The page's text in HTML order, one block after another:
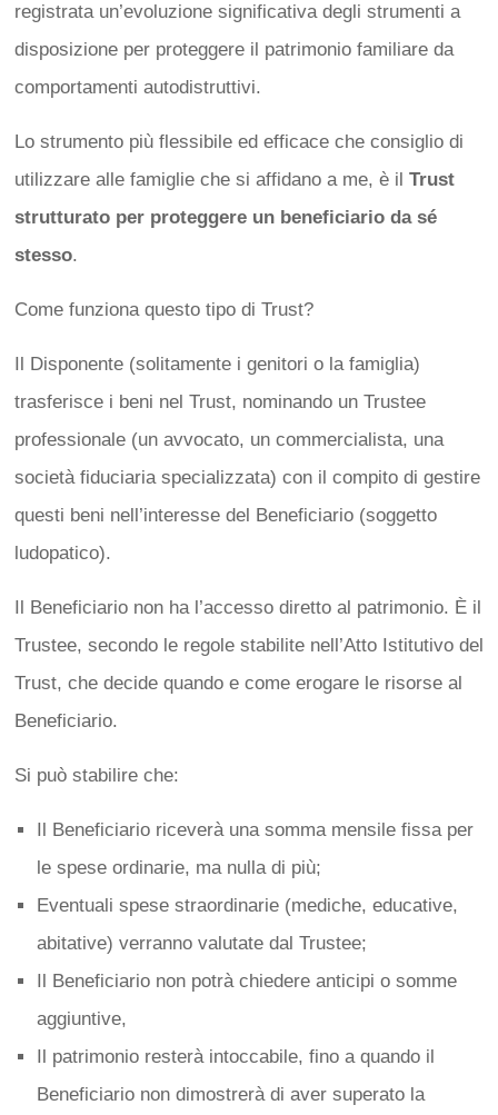
registrata un’evoluzione significativa degli strumenti a
disposizione per proteggere il patrimonio familiare da
comportamenti autodistruttivi.
Lo strumento più flessibile ed efficace che consiglio di
utilizzare alle famiglie che si affidano a me, è il Trust
strutturato per proteggere un beneficiario da sé
stesso.
Come funziona questo tipo di Trust?
Il Disponente (solitamente i genitori o la famiglia)
trasferisce i beni nel Trust, nominando un Trustee
professionale (un avvocato, un commercialista, una
società fiduciaria specializzata) con il compito di gestire
questi beni nell’interesse del Beneficiario (soggetto
ludopatico).
Il Beneficiario non ha l’accesso diretto al patrimonio. È il
Trustee, secondo le regole stabilite nell’Atto Istitutivo del
Trust, che decide quando e come erogare le risorse al
Beneficiario.
Si può stabilire che:
Il Beneficiario riceverà una somma mensile fissa per
le spese ordinarie, ma nulla di più;
Eventuali spese straordinarie (mediche, educative,
abitative) verranno valutate dal Trustee;
Il Beneficiario non potrà chiedere anticipi o somme
aggiuntive,
Il patrimonio resterà intoccabile, fino a quando il
Beneficiario non dimostrerà di aver superato la